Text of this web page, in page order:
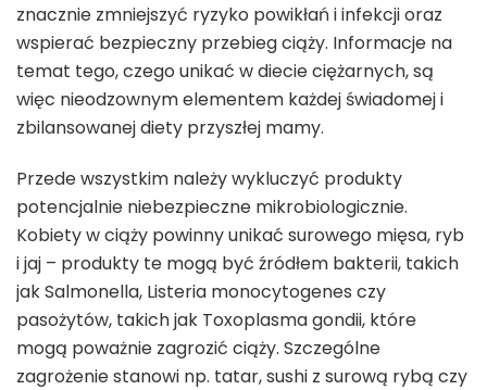
znacznie zmniejszyć ryzyko powikłań i infekcji oraz
wspierać bezpieczny przebieg ciąży. Informacje na
temat tego, czego unikać w diecie ciężarnych, są
więc nieodzownym elementem każdej świadomej i
zbilansowanej diety przyszłej mamy.
Przede wszystkim należy wykluczyć produkty
potencjalnie niebezpieczne mikrobiologicznie.
Kobiety w ciąży powinny unikać surowego mięsa, ryb
i jaj – produkty te mogą być źródłem bakterii, takich
jak Salmonella, Listeria monocytogenes czy
pasożytów, takich jak Toxoplasma gondii, które
mogą poważnie zagrozić ciąży. Szczególne
zagrożenie stanowi np. tatar, sushi z surową rybą czy